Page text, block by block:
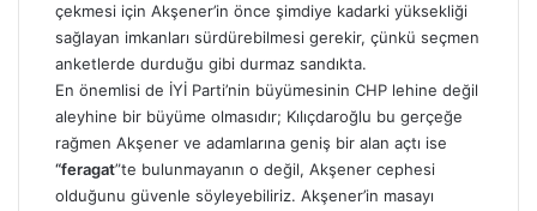
çekmesi için Akşener’in önce şimdiye kadarki yüksekliği
sağlayan imkanları sürdürebilmesi gerekir, çünkü seçmen
anketlerde durduğu gibi durmaz sandıkta.
En önemlisi de İYİ Parti’nin büyümesinin CHP lehine değil
aleyhine bir büyüme olmasıdır; Kılıçdaroğlu bu gerçeğe
rağmen Akşener ve adamlarına geniş bir alan açtı ise
“feragat”te bulunmayanın o değil, Akşener cephesi
olduğunu güvenle söyleyebiliriz. Akşener’in masayı